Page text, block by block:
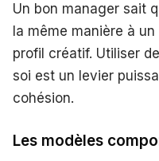
Un bon manager sait
la même manière à
profil créatif. Utiliser
soi est un levier
cohésion.
Les modèles